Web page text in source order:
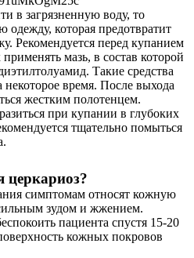
в загрязненную воду, то
которая предотвратит
Рекомендуется перед купанием
мазь, в состав которой
Такие средства
время. После выхода
жестким полотенцем.
при купании в глубоких
тщательно помыться
церкариоз?
симптомам относят кожную
зудом и жжением.
пациента спустя 15-20
кожных покровов